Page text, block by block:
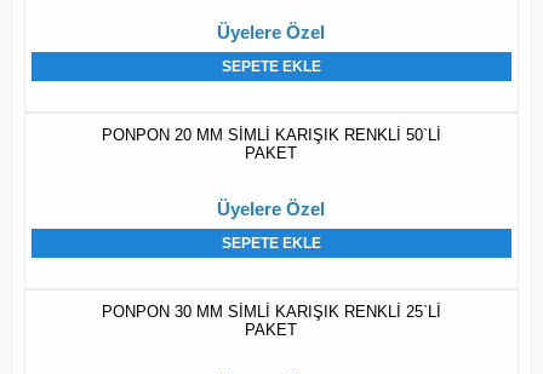
Üyelere Özel
SEPETE EKLE
PONPON 20 MM SİMLİ KARIŞIK RENKLİ 50`Lİ
PAKET
Üyelere Özel
SEPETE EKLE
PONPON 30 MM SİMLİ KARIŞIK RENKLİ 25`Lİ
PAKET